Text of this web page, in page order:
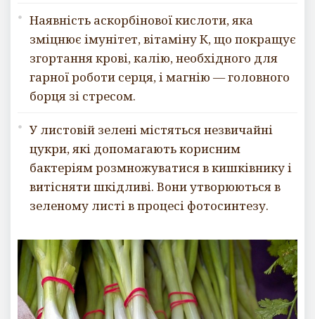
Наявність аскорбінової кислоти, яка
зміцнює імунітет, вітаміну К, що покращує
згортання крові, калію, необхідного для
гарної роботи серця, і магнію — головного
борця зі стресом.
У листовій зелені містяться незвичайні
цукри, які допомагають корисним
бактеріям розмножуватися в кишківнику і
витісняти шкідливі. Вони утворюються в
зеленому листі в процесі фотосинтезу.